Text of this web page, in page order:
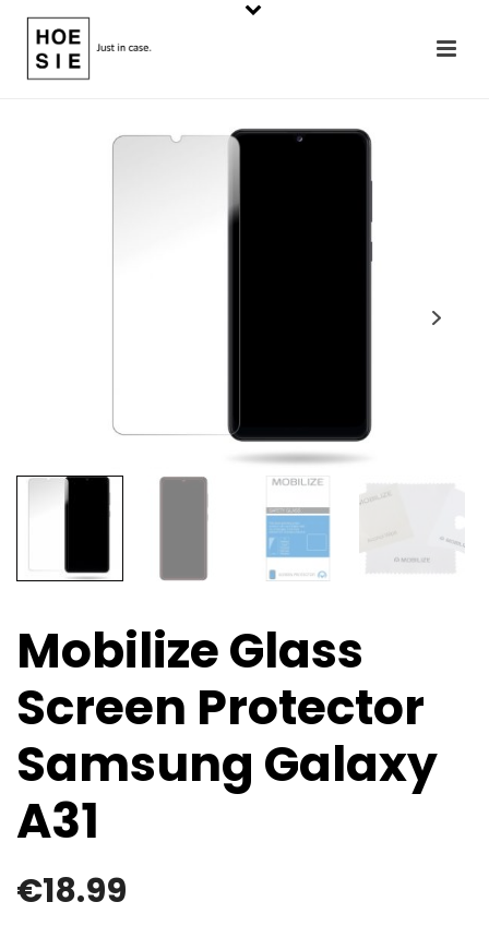
Mobilize Glass
Screen Protector
Samsung Galaxy
A31
€18.99